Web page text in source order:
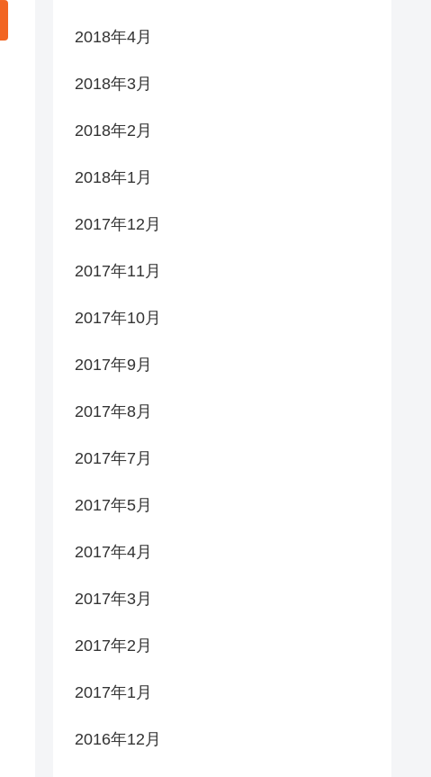
2018年4月
2018年3月
2018年2月
2018年1月
2017年12月
2017年11月
2017年10月
2017年9月
2017年8月
2017年7月
2017年5月
2017年4月
2017年3月
2017年2月
2017年1月
2016年12月